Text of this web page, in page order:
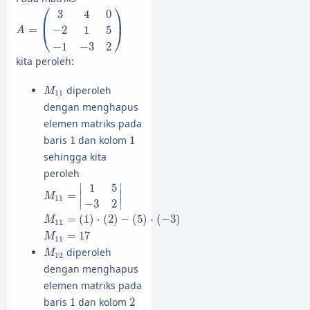
A = ⎛
⎜
⎝
3 4
0
−2 1
5
−1 −3 2
⎞⎟
⎠
A=(3 40−21 − 32
kita peroleh:
M11
M11 diperoleh
dengan menghapus
elemen matriks pada
baris 1
1 dan kolom 1
1
sehingga kita
peroleh
M11 =
∣
∣
∣
1
5
−3 2
∣
∣
∣
M11=| 5 2 |
M11 = (1) ⋅ (2) − (5) ⋅ (−3)
M11 1)⋅( )−( 5 (−3
M11 = 17
M11 17
M12
M12diperoleh
dengan menghapus
elemen matriks pada
baris 1
1 dan kolom 2
2